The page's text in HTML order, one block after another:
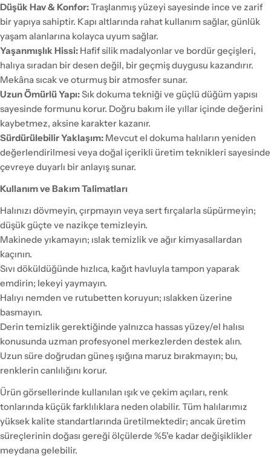
Düşük Hav & Konfor:Traşlanmış yüzeyi sayesinde ince ve zarif
bir yapıya sahiptir. Kapı altlarında rahat kullanım sağlar, günlük
yaşam alanlarına kolayca uyum sağlar.
Yaşanmışlık Hissi: Hafif silik madalyonlar ve bordür geçişleri,
halıya sıradan bir desen değil, bir geçmiş duygusu kazandırır.
Mekâna sıcak ve oturmuş bir atmosfer sunar.
Uzun Ömürlü Yapı:Sık dokuma tekniği ve güçlü düğüm yapısı
sayesinde formunu korur. Doğru bakım ile yıllar içinde değerini
kaybetmez, aksine karakter kazanır.
Sürdürülebilir Yaklaşım: Mevcut el dokuma halıların yeniden
değerlendirilmesi veya doğal içerikli üretim teknikleri sayesinde
çevreye duyarlı bir anlayış sunar.
Kullanım ve Bakım Talimatları
Halınızı dövmeyin, çırpmayın veya sert fırçalarla süpürmeyin;
düşük güçte ve nazikçe temizleyin.
Makinede yıkamayın; ıslak temizlik ve ağır kimyasallardan
kaçının.
Sıvı döküldüğünde hızlıca, kağıt havluyla tampon yaparak
emdirin; lekeyi yaymayın.
Halıyı nemden ve rutubetten koruyun; ıslakken üzerine
basmayın.
Derin temizlik gerektiğinde yalnızca hassas yüzey/el halısı
konusunda uzman profesyonel merkezlerden destek alın.
Uzun süre doğrudan güneş ışığına maruz bırakmayın; bu,
renklerin canlılığını korur.
Ürün görsellerinde kullanılan ışık ve çekim açıları, renk
tonlarında küçük farklılıklara neden olabilir. Tüm halılarımız
yüksek kalite standartlarında üretilmektedir; ancak üretim
süreçlerinin doğası gereği ölçülerde %5'e kadar değişiklikler
meydana gelebilir.